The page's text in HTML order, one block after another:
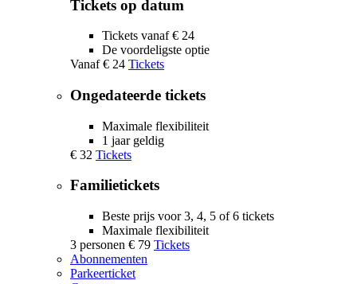
Tickets op datum
Tickets vanaf € 24
De voordeligste optie
Vanaf € 24 Tickets
Ongedateerde tickets
Maximale flexibiliteit
1 jaar geldig
€ 32 Tickets
Familietickets
Beste prijs voor 3, 4, 5 of 6 tickets
Maximale flexibiliteit
3 personen € 79 Tickets
Abonnementen
Parkeerticket